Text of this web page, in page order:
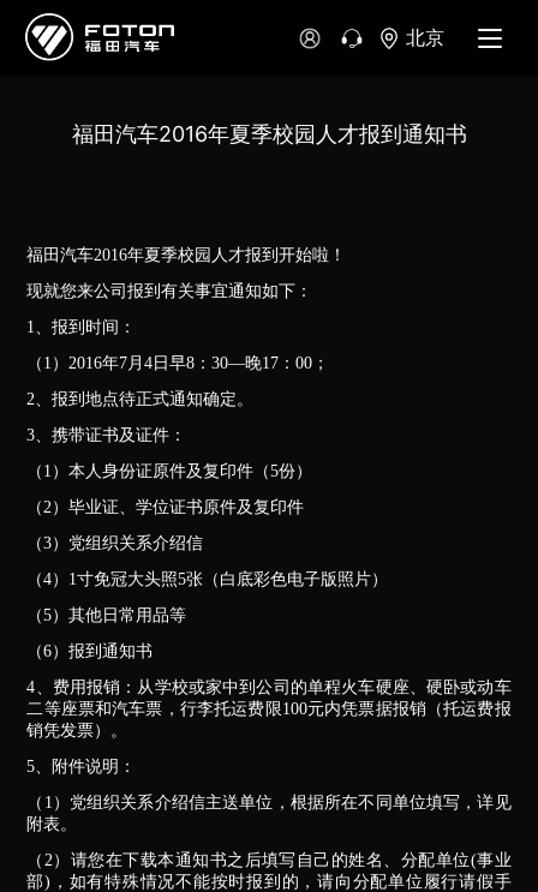
北京
福田汽车2016年夏季校园人才报到通知书
福田汽车2016年夏季校园人才报到开始啦！
现就您来公司报到有关事宜通知如下：
1、报到时间：
（1）2016年7月4日早8：30—晚17：00；
2、报到地点待正式通知确定。
3、携带证书及证件：
（1）本人身份证原件及复印件（5份）
（2）毕业证、学位证书原件及复印件
（3）党组织关系介绍信
（4）1寸免冠大头照5张（白底彩色电子版照片）
（5）其他日常用品等
（6）报到通知书
4、费用报销：从学校或家中到公司的单程火车硬座、硬卧或动车
二等座票和汽车票，行李托运费限100元内凭票据报销（托运费报
销凭发票）。
5、附件说明：
（1）党组织关系介绍信主送单位，根据所在不同单位填写，详见
附表。
（2）请您在下载本通知书之后填写自己的姓名、分配单位(事业
部)，如有特殊情况不能按时报到的，请向分配单位履行请假手